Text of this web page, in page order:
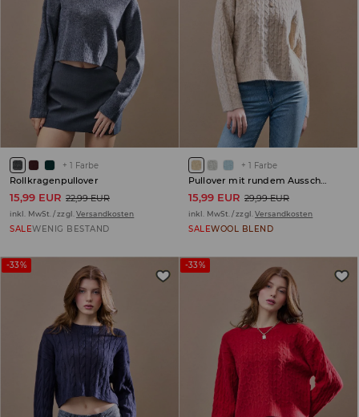
+ 1 Farbe
Rollkragenpullover
15,99 EUR 22,99 EUR
inkl. MwSt. / zzgl. Versandkosten
SALEWENIG BESTAND
+ 1 Farbe
Pullover mit rundem Ausschnitt
15,99 EUR 29,99 EUR
inkl. MwSt. / zzgl. Versandkosten
SALEWOOL BLEND
-33% -33%